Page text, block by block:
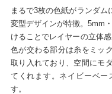
まるで3枚の色紙がランダ
変型デザインが特徴。5mm
けることでレイヤーの立体
色が交わる部分は糸をミッ
取り入れており、空間にモ
てくれます。ネイビーベー
す。